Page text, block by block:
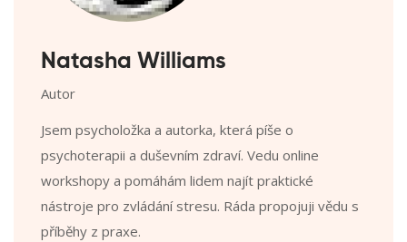
Natasha Williams
Autor
Jsem psycholožka a autorka, která píše o
psychoterapii a duševním zdraví. Vedu online
workshopy a pomáhám lidem najít praktické
nástroje pro zvládání stresu. Ráda propojuji vědu s
příběhy z praxe.